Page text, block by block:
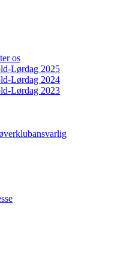
os
Lørdag 2025
Lørdag 2024
Lørdag 2023